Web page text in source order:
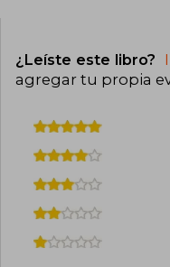
¿Leíste este libro?
agregar tu propia